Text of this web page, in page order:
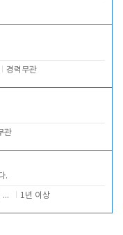
경력무관
관
.
주차 및 전반적인 당번업무 1년 이상